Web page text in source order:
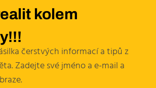
kolem
čerstvých informací a tipů z
Zadejte své jméno a e-mail a